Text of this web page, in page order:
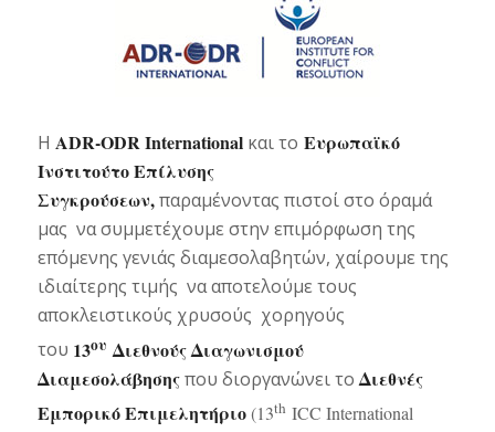
Η ADR-ODR Internationalκαι το Ευρωπαϊκό
Ινστιτούτο Επίλυσης
Συγκρούσεων,παραμένοντας πιστοί στο όραμά
μας να συμμετέχουμε στην επιμόρφωση της
επόμενης γενιάς διαμεσολαβητών, χαίρουμε της
ιδιαίτερης τιμής να αποτελούμε τους
αποκλειστικούς χρυσούς χορηγούς
του 13ου Διεθνούς Διαγωνισμού
Διαμεσολάβησηςπου διοργανώνει τοΔιεθνές
Εμπορικό Επιμελητήριο(13th ICC International